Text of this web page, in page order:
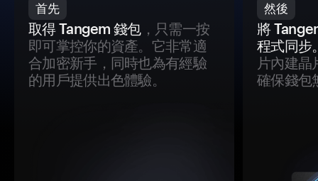
首先
取得 Tangem 錢包，只需一按
即可掌控你的資產。它非常適
合加密新手，同時也為有經驗
的用戶提供出色體驗。
然後
將
程式同步
片內建晶
確保錢包